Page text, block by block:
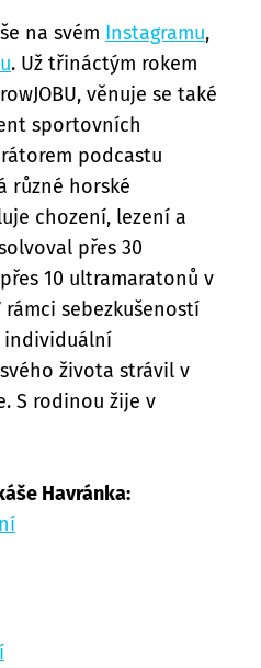
na svém Instagramu,
. Už třináctým rokem
věnuje se také
sportovních
podcastu
různé horské
chození, lezení a
přes 30
10 ultramaratonů v
rámci sebezkušeností
individuální
života strávil v
S rodinou žije v
Havránka: